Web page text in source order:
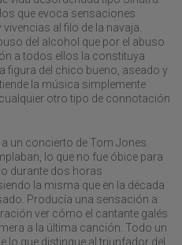
que evoca sensaciones
al filo de la navaja.
del alcohol que por el abuso
a todos ellos la constituya
figura del chico bueno, aseado y
la música simplemente
otro tipo de connotación
un concierto de Tom Jones.
lo que no fue óbice para
durante dos horas
la misma que en la década
Producía una sensación a
ver cómo el cantante galés
a la última canción. Todo un
lo que distingue al triunfador del